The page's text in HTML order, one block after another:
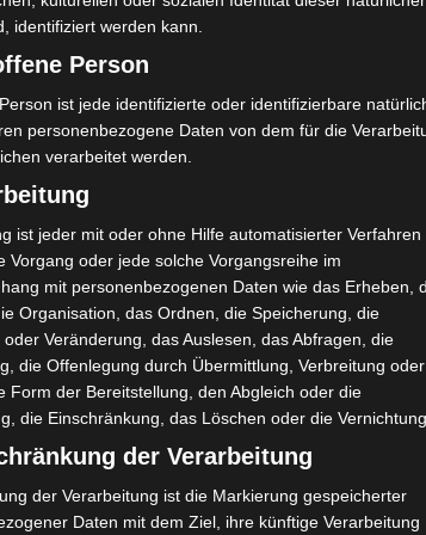
bleibt bestehen.
Jobcenters.
fünf Maßnahmen hinzugefügt:
identifiziert werden kann.
Person
ist jede identifizierte oder identifizierbare
personenbezogene Daten von dem für die
verarbeitet werden.
ist jeder mit oder ohne Hilfe automatisierter Verfahren
Vorgang oder jede solche Vorgangsreihe im
mit personenbezogenen Daten wie das Erheben,
Organisation, das Ordnen, die Speicherung, die
Veränderung, das Auslesen, das Abfragen, die
die Offenlegung durch Übermittlung, Verbreitung oder
Form der Bereitstellung, den Abgleich oder die
die Einschränkung, das Löschen oder die
der Verarbeitung
der Verarbeitung ist die Markierung gespeicherter
Daten mit dem Ziel, ihre künftige Verarbeitung